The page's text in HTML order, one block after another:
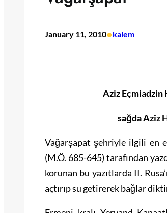
January 11, 2010•kalem
Aziz Eçmiadzin
sağda Aziz
Vağarşapat şehriyle ilgili en
(M.Ö. 685-645) tarafından
korunan bu yazıtlarda II.
açtırıp su getirerek bağlar